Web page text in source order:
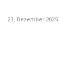
23. Dezember 2025